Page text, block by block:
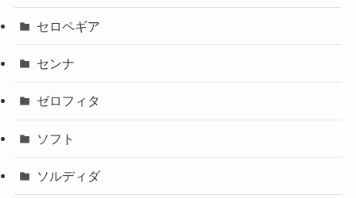
セロペギア
センナ
ゼロフィタ
ソフト
ソルディダ